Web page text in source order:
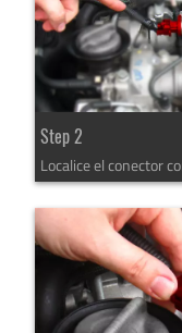
Step 2
Localice el conector